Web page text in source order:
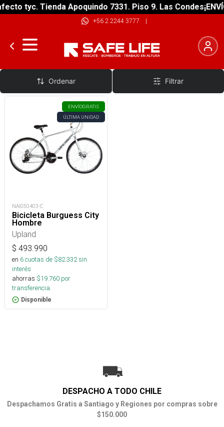
tyc. Tienda Apoquindo 7331. Piso 9. Las Condes
+56 2 2244 3777 |
Bicicletas Urbanas
Ordenar Filtrar
ENVÍOGRATIS
ÚLTIMA UNIDAD
NAI050403-C
Bicicleta Burguess City
Hombre
Upland
$ 493.990
en 6cuotas de $82.332sin
interés
ahorras $19.760 por
transferencia.
Disponible
DESPACHO A TODO CHILE
Despachamos Gratis a Santiago y Regiones por compras sobre
$150.000